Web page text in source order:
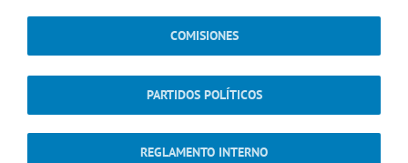
COMISIONES
PARTIDOS POLÍTICOS
REGLAMENTO INTERNO